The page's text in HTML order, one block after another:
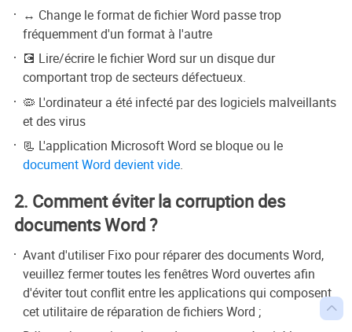

↔️ Change le format de fichier Word passe trop
fréquemment d'un format à l'autre
💽 Lire/écrire le fichier Word sur un disque dur
comportant trop de secteurs défectueux.
🦠 L'ordinateur a été infecté par des logiciels malveillants
et des virus
📃 L'application Microsoft Word se bloque ou le
document Word devient vide.
2. Comment éviter la corruption des
documents Word ?
Avant d'utiliser Fixo pour réparer des documents Word,
veuillez fermer toutes les fenêtres Word ouvertes afin
d'éviter tout conflit entre les applications qui composent
cet utilitaire de réparation de fichiers Word ;